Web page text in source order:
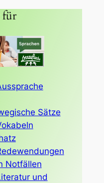
für
Sätze
Notfällen
und